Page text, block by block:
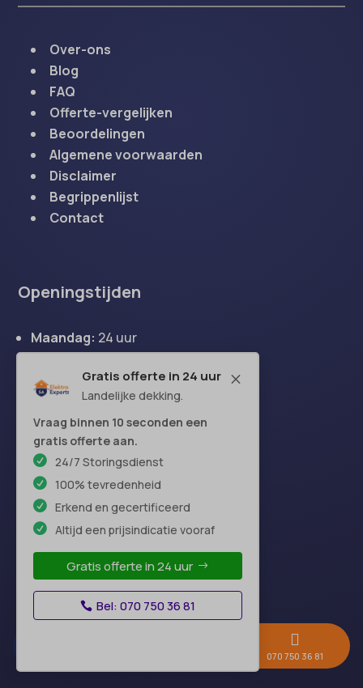
M
Gratis offerte in 24 uur
Landelijke dekking.
Vraag binnen 10 seconden een
gratis offerte aan.
24/7 Storingsdienst
100% tevredenheid
Erkend en gecertificeerd
Altijd een prijsindicatie vooraf
Gratis offerte in 24 uur
Bel: 070 750 36 81
Over-ons
Blog
FAQ
Offerte-vergelijken
Beoordelingen
Algemene voorwaarden
Disclaimer
Begrippenlijst
Contact
Openingstijden
Maandag: 24 uur
Dinsdag:24 uur
Woensdag:24 uur
Donderdag:24 uur
Vrijdag:24 uur
Zaterdag:24 uur
Zondag:24 uur
Hoofdkantoor

070 750 36 81